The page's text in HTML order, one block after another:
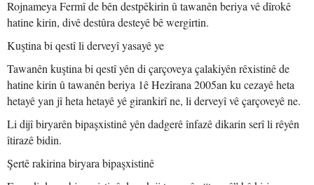
Rojnameya Fermî de bên destpêkirin û tawanên beriya vê dîrokê
hatine kirin, divê destûra desteyê bê wergirtin.
Kuştina bi qestî li derveyî yasayê ye
Tawanên kuştina bi qestî yên di çarçoveya çalakiyên rêxistinê de
hatine kirin û tawanên beriya 1ê Hezîrana 2005an ku cezayê heta
hetayê yan jî heta hetayê yê girankirî ne, li derveyî vê çarçoveyê ne.
Li dijî biryarên bipaşxistinê yên dadgerê înfazê dikarin serî li rêyên
îtirazê bidin.
Şertê rakirina biryara bipaşxistinê